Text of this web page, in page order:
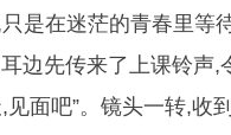
在迷茫的青春里等
边先传来了上课铃声
面吧”。镜头一转,